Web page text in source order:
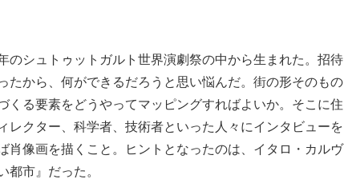
のシュトゥットガルト世界演劇祭の中から生まれた。招待
たから、何ができるだろうと思い悩んだ。街の形そのもの
くる要素をどうやってマッピングすればよいか。そこに住
レクター、科学者、技術者といった人々にインタビューを
肖像画を描くこと。ヒントとなったのは、イタロ・カルヴ
都市』だった。